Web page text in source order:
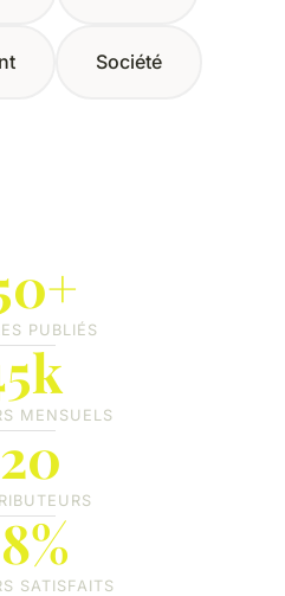
Société
PUBLIÉS
MENSUELS
SATISFAITS